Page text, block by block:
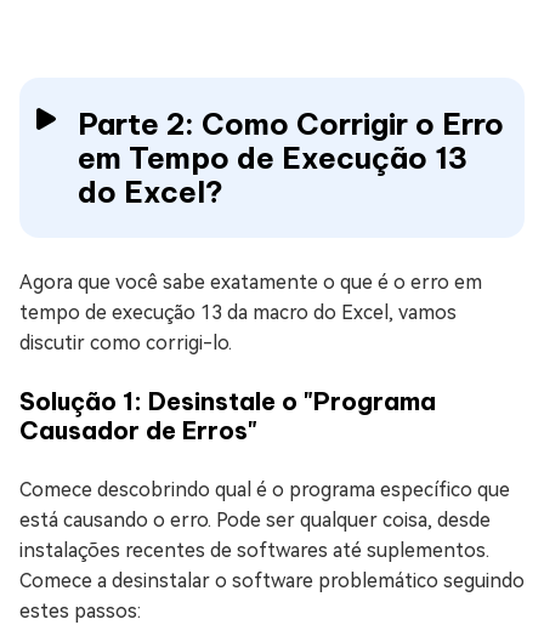
Parte 2: Como Corrigir o Erro
em Tempo de Execução 13
do Excel?
Agora que você sabe exatamente o que é o erro em
tempo de execução 13 da macro do Excel, vamos
discutir como corrigi-lo.
Solução 1: Desinstale o "Programa
Causador de Erros"
Comece descobrindo qual é o programa específico que
está causando o erro. Pode ser qualquer coisa, desde
instalações recentes de softwares até suplementos.
Comece a desinstalar o software problemático seguindo
estes passos: